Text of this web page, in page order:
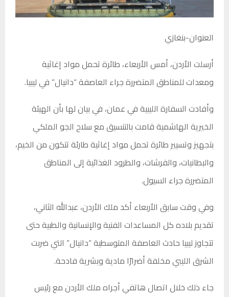
العنوان-بنغازي
أرسلت الأردن، أمس الأربعاء، طائرة تحمل مواد إغاثية
ومعدات للمناطق المتضررة جراء العاصفة “دانيال” في ليبيا.
وأفادت السفارة الليبية في عمان، في بيان لها بأن الهيئة
الخيرية الهاشمية قامت بالتنسيق مع سلاح الجو الملكي
بتجهيز وتسيير طائرة تحمل مواد إغاثية طارئة تتكون من الخيم،
والبطانيات، والفرشات، والطرود الغذائية إلى المناطق
المتضررة جراء السيول.
وفي وقت سابق الأربعاء أكد ملك الأردن، عبدالله الثاني،
تقديم بلاده كل المساعدات الفنية والإنسانية والطبية حتى
تتجاوز ليبيا حادث العاصفة المتوسطية “دانيال” التي ضربت
الشرق الليبي مخلفة أضرارًا مادية وبشرية فادحة.
جاء ذلك خلال اتصال هاتفي أجراه ملك الأردن مع رئيس